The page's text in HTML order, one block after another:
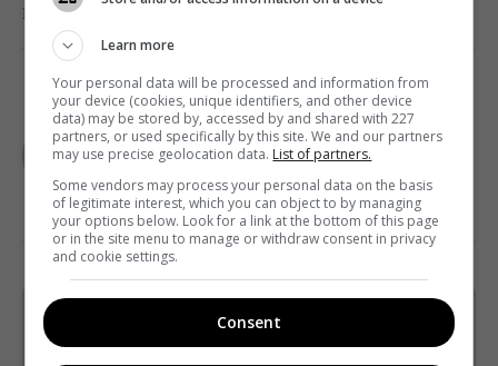
Поділитись:
TELEKRITIKA
Щотижневий лист з найцікавішим.
Пишемо з любов'ю
!
Learn more
Your personal data will be processed and information from
your device (cookies, unique identifiers, and other device
data) may be stored by, accessed by and shared with 227
partners, or used specifically by this site. We and our partners
may use precise geolocation data. List of partners.
Some vendors may process your personal data on the basis
of legitimate interest, which you can object to by managing
your options below. Look for a link at the bottom of this page
or in the site menu to manage or withdraw consent in privacy
and cookie settings.
Consent